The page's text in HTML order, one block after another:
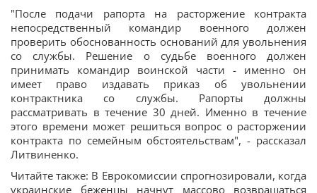
"После подачи рапорта на расторжение контракта
непосредственный командир военного должен
проверить обоснованность оснований для увольнения
со службы. Решение о судьбе военного должен
принимать командир воинской части - именно он
имеет право издавать приказ об увольнении
контрактника со службы. Рапорты должны
рассматривать в течение 30 дней. Именно в течение
этого времени может решиться вопрос о расторжении
контракта по семейным обстоятельствам", - рассказал
Литвиненко.
Читайте также: В Еврокомиссии спрогнозировали, когда
украинские беженцы начнут массово возвращаться